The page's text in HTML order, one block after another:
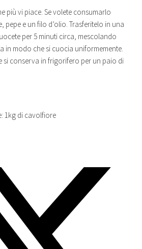
più vi piace. Se volete consumarlo
e un filo d’olio. Trasferitelo in una
per 5 minuti circa, mescolando
in modo che si cuocia uniformemente.
si conserva in frigorifero per un paio di
1kg di cavolfiore